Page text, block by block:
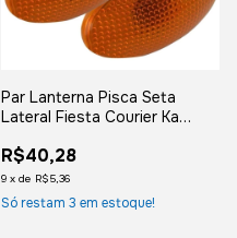
Par Lanterna Pisca Seta
Lateral Fiesta Courier Ka
R$40,28
9 x de R$5,36
Só restam 3 em estoque!